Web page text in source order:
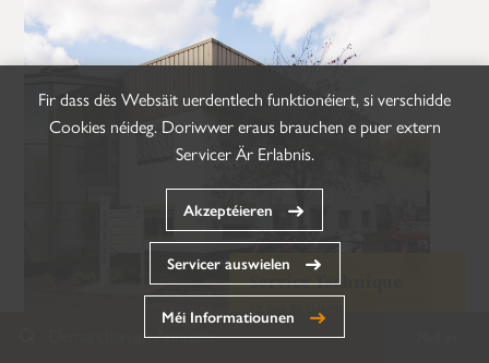
Demarchen an Annuaire
Service Technique
L-4490 Belvaux
Fir dass dës Websäit uerdentlech funktionéiert, si verschidde
Cookies néideg. Doriwwer eraus brauchen e puer extern
Servicer Är Erlabnis.
Akzeptéieren
Servicer auswielen
Méi Informatiounen